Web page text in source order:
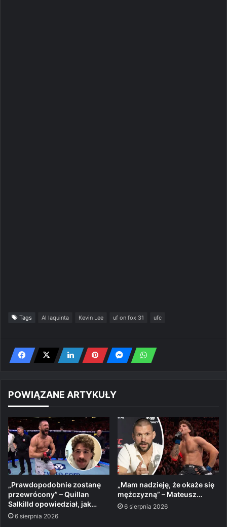
Tags Al Iaquinta Kevin Lee uf on fox 31 ufc
POWIĄZANE ARTYKUŁY
„Prawdopodobnie zostanę
przewrócony” – Quillan
Salkilld opowiedział, jak…
6 sierpnia 2026
„Mam nadzieję, że okaże się
mężczyzną” – Mateusz…
6 sierpnia 2026